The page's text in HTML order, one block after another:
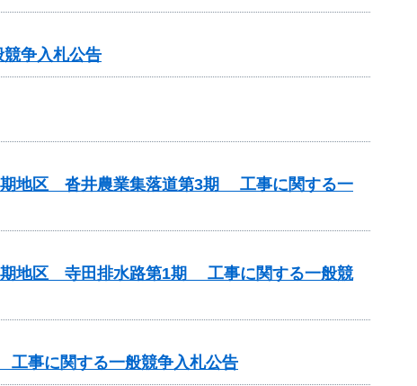
争入札公告
地区 沓井農業集落道第3期 工事に関する一
地区 寺田排水路第1期 工事に関する一般競
事に関する一般競争入札公告